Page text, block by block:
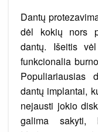
Dantų
dėl kokių nors
dantų. Išeitis
funkcionalia
Populiariausias
dantų implantai,
nejausti jokio
galima sakyti,